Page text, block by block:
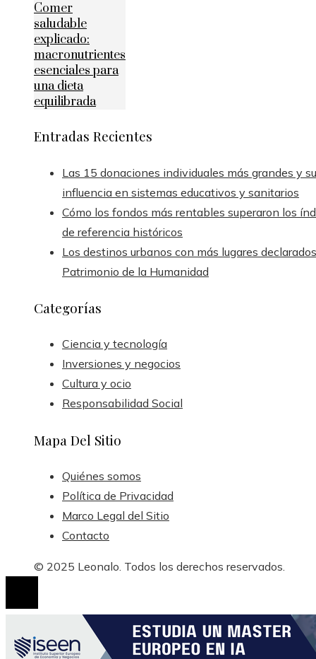
Comer
saludable
explicado:
macronutrientes
esenciales para
una dieta
equilibrada
Entradas Recientes
Las 15 donaciones individuales más grandes y su
influencia en sistemas educativos y sanitarios
Cómo los fondos más rentables superaron los
de referencia históricos
Los destinos urbanos con más lugares declarados
Patrimonio de la Humanidad
Categorías
Ciencia y tecnología
Inversiones y negocios
Cultura y ocio
Responsabilidad Social
Mapa Del Sitio
Quiénes somos
Política de Privacidad
Marco Legal del Sitio
Contacto
© 2025 Leonalo. Todos los derechos reservados.